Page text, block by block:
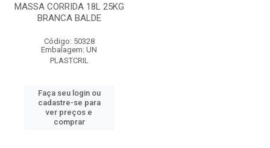
MASSA CORRIDA 18L 25KG
BRANCA BALDE
Código: 50328
Embalagem: UN
PLASTCRIL
Faça seu login ou
cadastre-se para
ver preços e
comprar